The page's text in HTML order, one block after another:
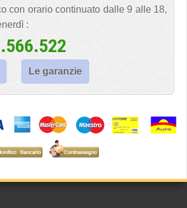
con orario continuato dalle 9 alle 18,
:
Le garanzie